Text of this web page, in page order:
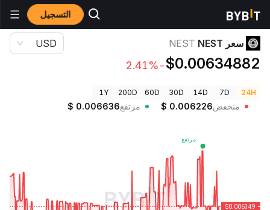
التسجيل أسعار العملات الرقمية
سعر NEST NEST
$0.00634882
-2.41%
USD
24H
7D
14D
30D
60D
200D
1Y
منخفض $ 0.006226 مرتفع $ 0.006636